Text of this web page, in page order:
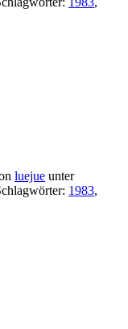
luejue unter
1983,